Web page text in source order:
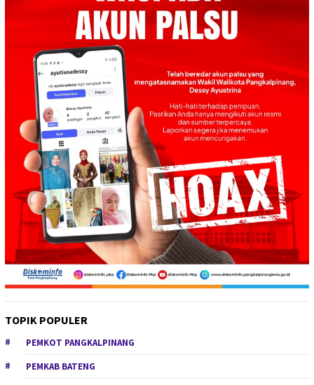
TOPIK POPULER
PEMKOT PANGKALPINANG
PEMKAB BATENG